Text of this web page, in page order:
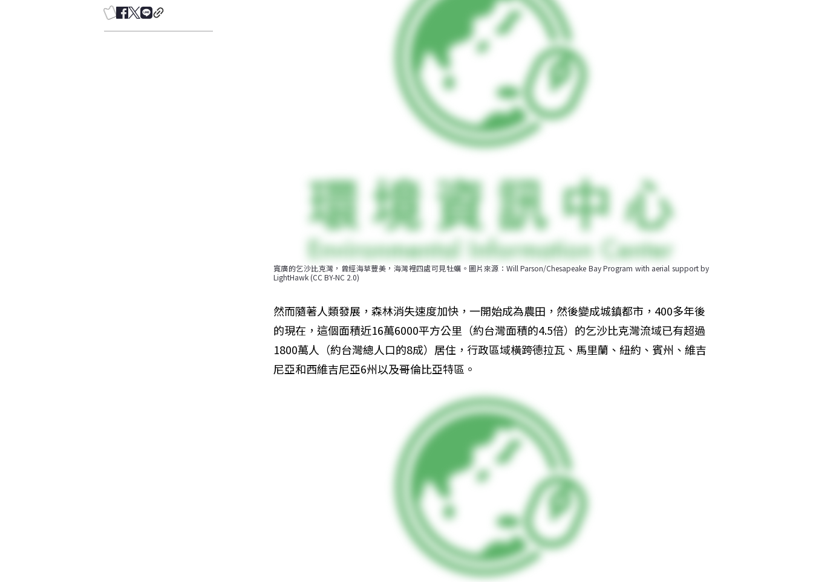
寬廣的乞沙比克灣，曾經海草豐美，海灣裡四處可見牡蠣。圖片來源：Will Parson/Chesapeake Bay Program with aerial support by
LightHawk (CC BY-NC 2.0)
然而隨著人類發展，森林消失速度加快，一開始成為農田，然後變成城鎮都市，400多年後
的現在，這個面積近16萬6000平方公里（約台灣面積的4.5倍）的乞沙比克灣流域已有超過
1800萬人（約台灣總人口的8成）居住，行政區域橫跨德拉瓦、馬里蘭、紐約、賓州、維吉
尼亞和西維吉尼亞6州以及哥倫比亞特區。